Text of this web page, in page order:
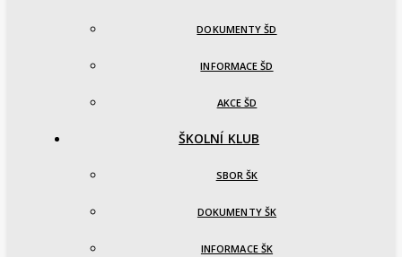
DOKUMENTY ŠD
INFORMACE ŠD
AKCE ŠD
ŠKOLNÍ KLUB
SBOR ŠK
DOKUMENTY ŠK
INFORMACE ŠK